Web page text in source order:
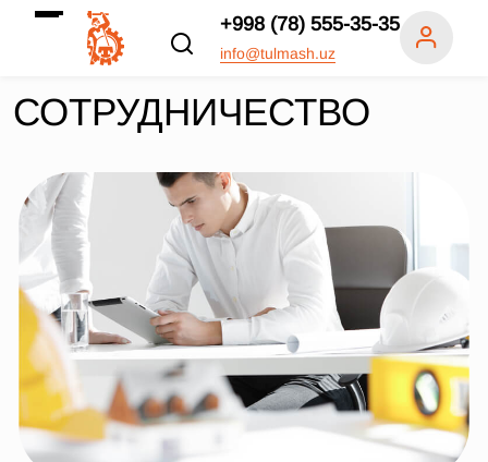
+998 (78) 555-35-35
info@tulmash.uz
СОТРУДНИЧЕСТВО